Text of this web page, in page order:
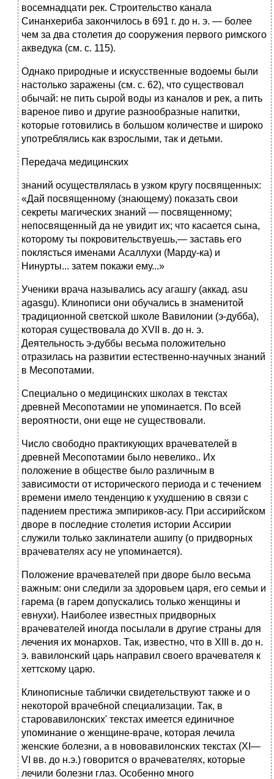
восемнадцати рек. Строительство канала
Синанхериба закончилось в 691 г. до н. э. — более
чем за два столетия до сооружения первого римского
акведука (см. с. 115).
Однако природные и искусственные водоемы были
настолько заражены (см. с. 62), что существовал
обычай: не пить сырой воды из каналов и рек, а пить
вареное пиво и другие разнообразные напитки,
которые готовились в большом количестве и широко
употреблялись как взрослыми, так и детьми.
Передача медицинских
знаний осуществлялась в узком кругу посвященных:
«Дай посвященному (знающему) показать свои
секреты магических знаний — посвященному;
непосвященный да не увидит их; что касается сына,
которому ты покровительствуешь,— заставь его
поклясться именами Асаллухи (Марду-ка) и
Нинурты... затем покажи ему...»
Ученики врача назывались асу агашгу (аккад. asu
agasgu). Клинописи они обучались в знаменитой
традиционной светской школе Вавилонии (э-дубба),
которая существовала до XVII в. до н. э.
Деятельность э-дуббы весьма положительно
отразилась на развитии естественно-научных знаний
в Месопотамии.
Специально о медицинских школах в текстах
древней Месопотамии не упоминается. По всей
вероятности, они еще не существовали.
Число свободно практикующих врачевателей в
древней Месопотамии было невелико.. Их
положение в обществе было различным в
зависимости от исторического периода и с течением
времени имело тенденцию к ухудшению в связи с
падением престижа эмпириков-асу. При ассирийском
дворе в последние столетия истории Ассирии
служили только заклинатели ашипу (о придворных
врачевателях асу не упоминается).
Положение врачевателей при дворе было весьма
важным: они следили за здоровьем царя, его семьи и
гарема (в гарем допускались только женщины и
евнухи). Наиболее известных придворных
врачевателей иногда посылали в другие страны для
лечения их монархов. Так, известно, что в XIII в. до н.
э. вавилонский царь направил своего врачевателя к
хеттскому царю.
Клинописные таблички свидетельствуют также и о
некоторой врачебной специализации. Так, в
старовавилонских' текстах имеется единичное
упоминание о женщине-враче, которая лечила
женские болезни, а в нововавилонских текстах (XI—
VI вв. до н.э.) говорится о врачевателях, которые
лечили болезни глаз. Особенно много